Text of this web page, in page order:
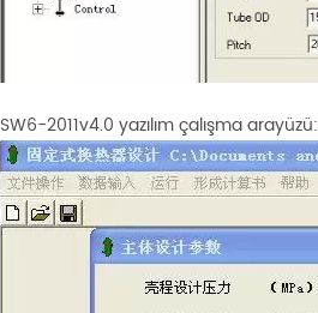
SW6-2011v4.0 yazılım çalışma arayüzü: